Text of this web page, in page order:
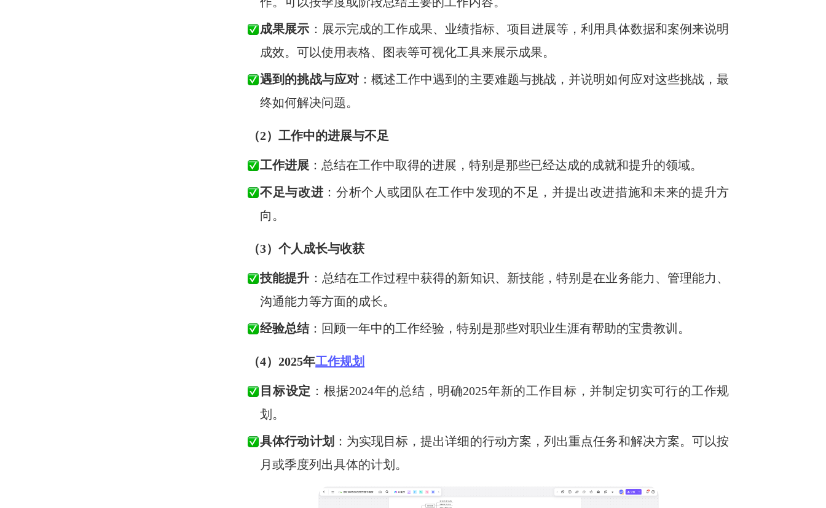
成果展示 ：展示完成的工作成果、业绩指标、项目进展等，利用具体数据和案例来说明
成效。可以使用表格、图表等可视化工具来展示成果。
遇到的挑战与应对：概述工作中遇到的主要难题与挑战，并说明如何应对这些挑战，最
终如何解决问题。
（2）工作中的进展与不足
工作进展 ：总结在工作中取得的进展，特别是那些已经达成的成就和提升的领域。
不足与改进 ：分析个人或团队在工作中发现的不足，并提出改进措施和未来的提升方
向。
（3）个人成长与收获
技能提升 ：总结在工作过程中获得的新知识、新技能，特别是在业务能力、管理能力、
沟通能力等方面的成长。
经验总结：回顾一年中的工作经验，特别是那些对职业生涯有帮助的宝贵教训。
（4）2025年工作规划
目标设定 ：根据2024年的总结，明确2025年新的工作目标，并制定切实可行的工作规
划。
具体行动计划 ：为实现目标，提出详细的行动方案，列出重点任务和解决方案。可以按
月或季度列出具体的计划。